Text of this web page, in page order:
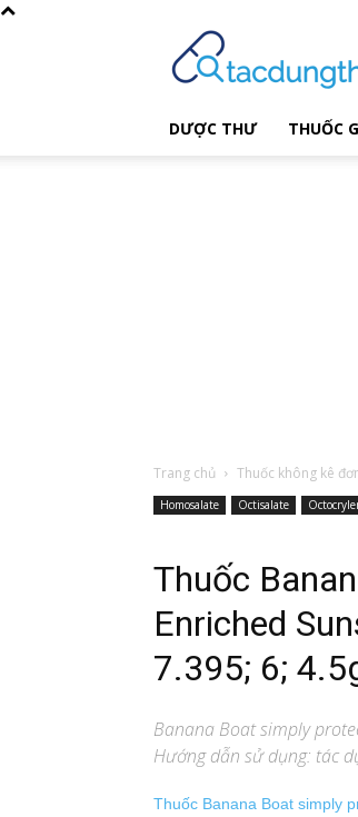
DƯỢC THƯ
THUỐC
Trang chủ Thuốc không kê
Homosalate Octisalate
Thuốc
Enriched
7.395; 6;
Banana Boat simply
Hướng dẫn sử dụng: tác
Thuốc Banana Boat simply